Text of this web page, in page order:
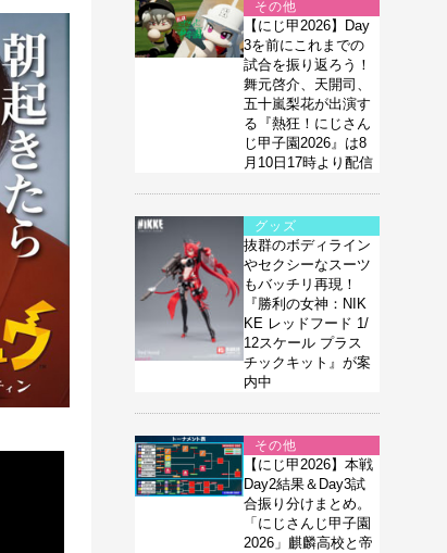
その他
【にじ甲2026】Day
3を前にこれまでの
試合を振り返ろう！
舞元啓介、天開司、
五十嵐梨花が出演す
る『熱狂！にじさん
じ甲子園2026』は8
月10日17時より配信
グッズ
抜群のボディライン
やセクシーなスーツ
もバッチリ再現！
『勝利の女神：NIK
KE レッドフード 1/
12スケール プラス
チックキット』が案
内中
その他
【にじ甲2026】本戦
Day2結果＆Day3試
合振り分けまとめ。
「にじさんじ甲子園
2026」麒麟高校と帝